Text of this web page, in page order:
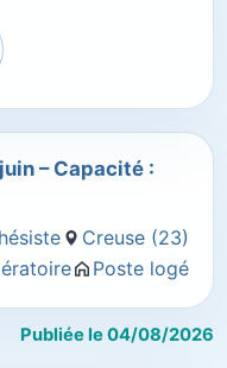
– Capacité :
Creuse (23)
Poste logé
Publiée le 04/08/2026